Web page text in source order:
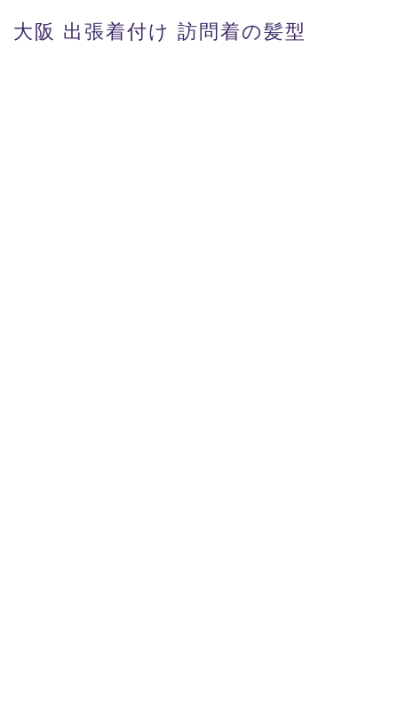
大阪 出張着付け 訪問着の髪型